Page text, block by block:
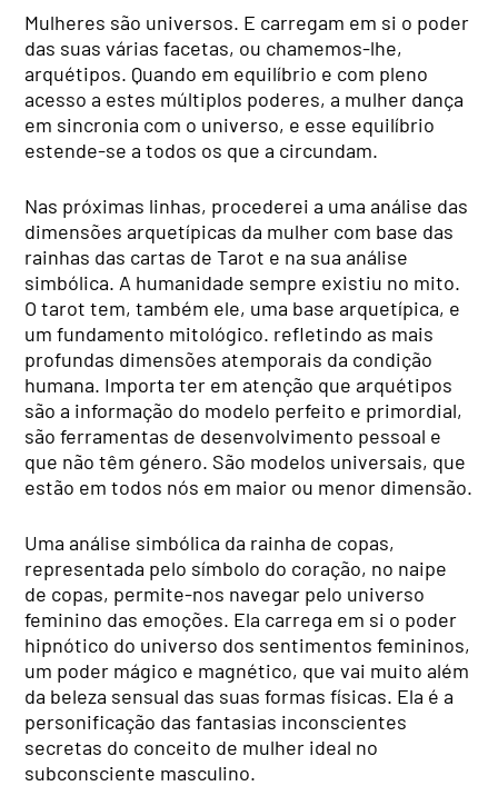
Mulheres são universos. E carregam em si o poder
das suas várias facetas, ou chamemos-lhe,
arquétipos. Quando em equilíbrio e com pleno
acesso a estes múltiplos poderes, a mulher dança
em sincronia com o universo, e esse equilíbrio
estende-se a todos os que a circundam.
Nas próximas linhas, procederei a uma análise das
dimensões arquetípicas da mulher com base das
rainhas das cartas de Tarot e na sua análise
simbólica. A humanidade sempre existiu no mito.
O tarot tem, também ele, uma base arquetípica, e
um fundamento mitológico. refletindo as mais
profundas dimensões atemporais da condição
humana. Importa ter em atenção que arquétipos
são a informação do modelo perfeito e primordial,
são ferramentas de desenvolvimento pessoal e
que não têm género. São modelos universais, que
estão em todos nós em maior ou menor dimensão.
Uma análise simbólica da rainha de copas,
representada pelo símbolo do coração, no naipe
de copas, permite-nos navegar pelo universo
feminino das emoções. Ela carrega em si o poder
hipnótico do universo dos sentimentos femininos,
um poder mágico e magnético, que vai muito além
da beleza sensual das suas formas físicas. Ela é a
personificação das fantasias inconscientes
secretas do conceito de mulher ideal no
subconsciente masculino.